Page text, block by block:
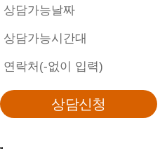
- 약물+수액치료
- 물리치료(케어웨이브)
- 전립선암 진단